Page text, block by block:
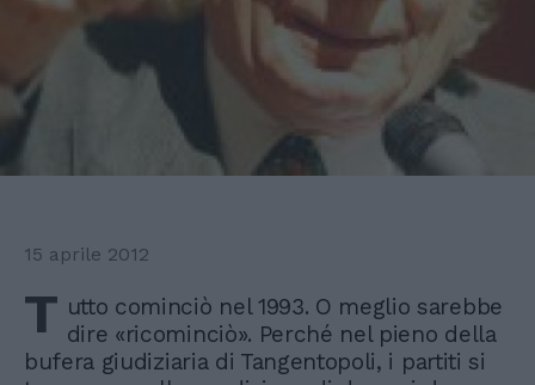
15 aprile 2012
T utto cominciò nel 1993. O meglio sarebbe
dire «ricominciò». Perché nel pieno della
bufera giudiziaria di Tangentopoli, i partiti si